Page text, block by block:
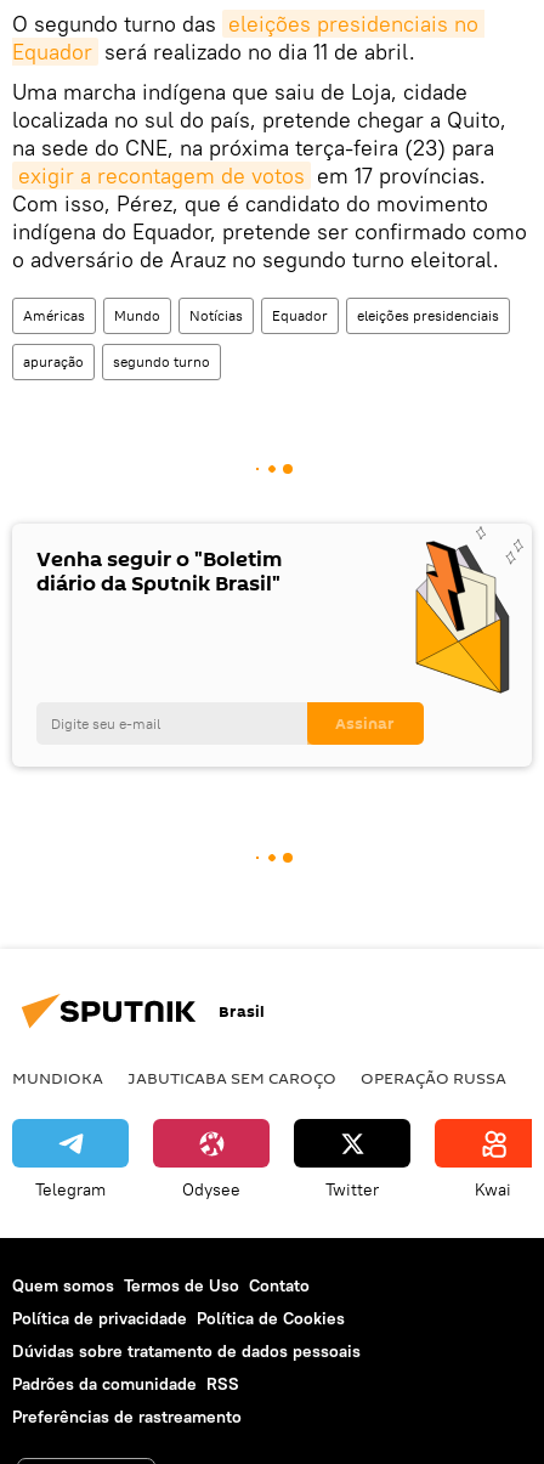
O segundo turno das eleições presidenciais no
Equador será realizado no dia 11 de abril.
Uma marcha indígena que saiu de Loja, cidade
localizada no sul do país, pretende chegar a Quito,
na sede do CNE, na próxima terça-feira (23) para
exigir a recontagem de votos em 17 províncias.
Com isso, Pérez, que é candidato do movimento
indígena do Equador, pretende ser confirmado como
o adversário de Arauz no segundo turno eleitoral.
Américas Mundo Notícias Equador eleições presidenciais
apuração segundo turno
Venha seguir o "Boletim
diário da Sputnik Brasil"
Brasil
MUNDIOKA JABUTICABA SEM CAROÇO OPERAÇÃO RUSSA
Telegram Odysee Twitter Kwai
Quem somos Termos de Uso Contato
Política de privacidade Política de Cookies
Dúvidas sobre tratamento de dados pessoais
Padrões da comunidade RSS
Preferências de rastreamento